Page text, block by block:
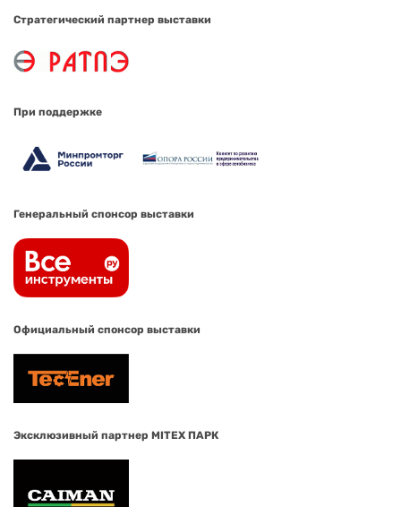
Стратегический партнер выставки
При поддержке
Генеральный спонсор выставки
Официальный спонсор выставки
Эксклюзивный партнер MITEX ПАРК